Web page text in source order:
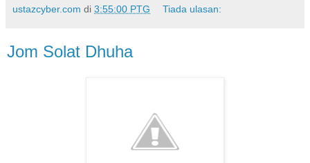
ustazcyber.com di 3:55:00 PTG Tiada ulasan:
Jom Solat Dhuha